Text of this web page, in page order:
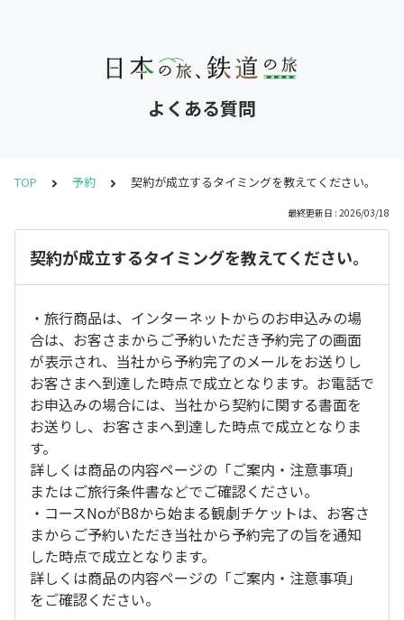
よくある質問
TOP 予約 契約が成立するタイミングを教えてください。
最終更新日 : 2026/03/18
契約が成立するタイミングを教えてください。
・旅行商品は、インターネットからのお申込みの場
合は、お客さまからご予約いただき予約完了の画面
が表示され、当社から予約完了のメールをお送りし
お客さまへ到達した時点で成立となります。お電話で
お申込みの場合には、当社から契約に関する書面を
お送りし、お客さまへ到達した時点で成立となりま
す。
詳しくは商品の内容ページの「ご案内・注意事項」
またはご旅行条件書などでご確認ください。
・コースNoがB8から始まる観劇チケットは、お客さ
まからご予約いただき当社から予約完了の旨を通知
した時点で成立となります。
詳しくは商品の内容ページの「ご案内・注意事項」
をご確認ください。